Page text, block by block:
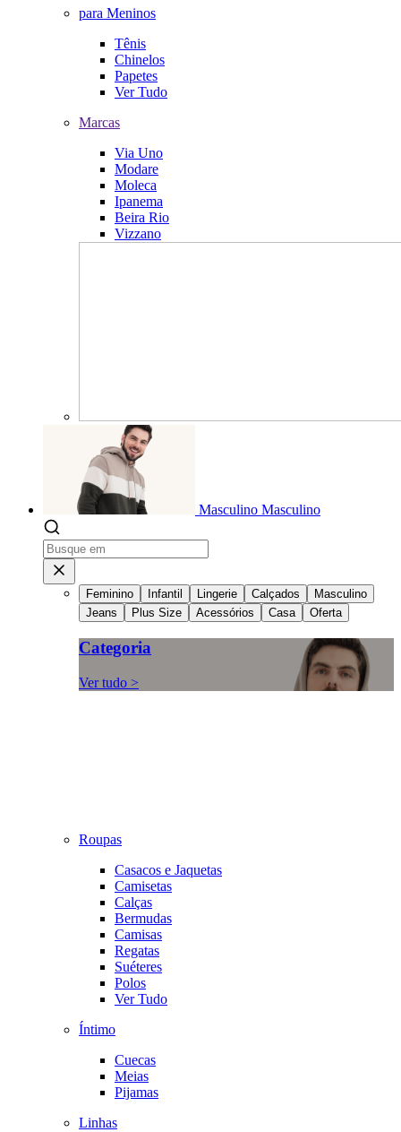
para Meninos
Tênis
Chinelos
Papetes
Ver Tudo
Marcas
Via Uno
Modare
Moleca
Ipanema
Beira Rio
Vizzano
Masculino Masculino
Feminino Infantil Lingerie Calçados
Masculino
Jeans
Plus Size Acessórios Casa Oferta
Categoria
Ver tudo >
Roupas
Casacos e Jaquetas
Camisetas
Calças
Bermudas
Camisas
Regatas
Suéteres
Polos
Ver Tudo
Íntimo
Cuecas
Meias
Pijamas
Linhas